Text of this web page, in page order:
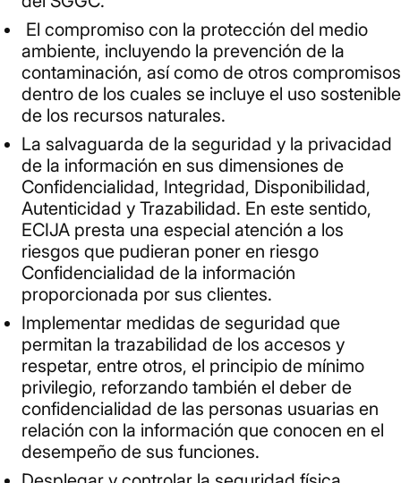
El compromiso con la protección del medio
ambiente, incluyendo la prevención de la
contaminación, así como de otros compromisos
dentro de los cuales se incluye el uso sostenible
de los recursos naturales.
La salvaguarda de la seguridad y la privacidad
de la información en sus dimensiones de
Confidencialidad, Integridad, Disponibilidad,
Autenticidad y Trazabilidad. En este sentido,
ECIJA presta una especial atención a los
riesgos que pudieran poner en riesgo
Confidencialidad de la información
proporcionada por sus clientes.
Implementar medidas de seguridad que
permitan la trazabilidad de los accesos y
respetar, entre otros, el principio de mínimo
privilegio, reforzando también el deber de
confidencialidad de las personas usuarias en
relación con la información que conocen en el
desempeño de sus funciones.